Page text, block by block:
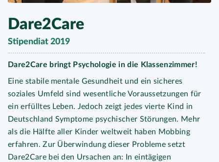
Dare2Care
Stipendiat 2019
Dare2Care bringt Psychologie in die Klassenzimmer!
Eine stabile mentale Gesundheit und ein sicheres
soziales Umfeld sind wesentliche Voraussetzungen für
ein erfülltes Leben. Jedoch zeigt jedes vierte Kind in
Deutschland Symptome psychischer Störungen. Mehr
als die Hälfte aller Kinder weltweit haben Mobbing
erfahren. Zur Überwindung dieser Probleme setzt
Dare2Care bei den Ursachen an: In eintägigen